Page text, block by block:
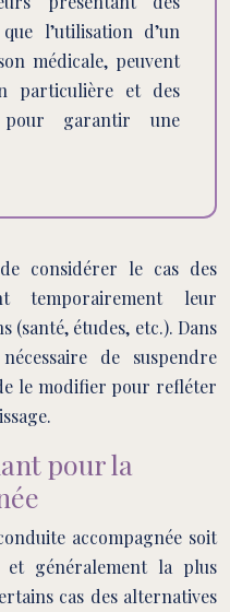
l’utilisation d’un
médicale, peuvent
particulière et des
pour garantir une
considérer le cas des
temporairement leur
études, etc.). Dans
de suspendre
le modifier pour refléter
pour la
accompagnée soit
généralement la plus
cas des alternatives